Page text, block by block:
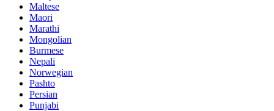
Maltese
Maori
Marathi
Mongolian
Burmese
Nepali
Norwegian
Pashto
Persian
Punjabi